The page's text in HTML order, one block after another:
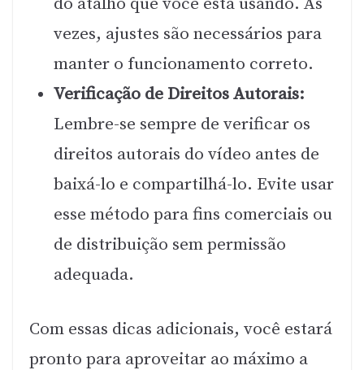
vezes, ajustes são necessários para
manter o funcionamento correto.
Verificação de Direitos Autorais:
Lembre-se sempre de verificar os
direitos autorais do vídeo antes de
baixá-lo e compartilhá-lo. Evite usar
esse método para fins comerciais ou
de distribuição sem permissão
adequada.
Com essas dicas adicionais, você estará
pronto para aproveitar ao máximo a